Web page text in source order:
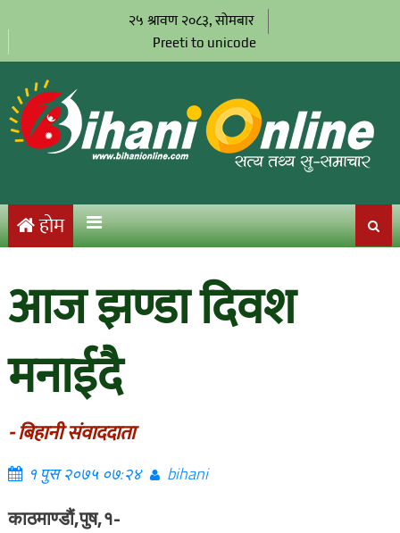
२५ श्रावण २०८३, सोमबार
Preeti to unicode
होम
आज झण्डा दिवश
मनाईदै
- बिहानी संवाददाता
१ पुस २०७५ ०७:२४ bihani
काठमाण्डौं,पुष,१-